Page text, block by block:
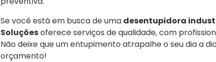
Se você está em busca de uma desentupidora
Soluçõesoferece serviços de qualidade, com
Não deixe que um entupimento atrapalhe o seu dia a
orçamento!